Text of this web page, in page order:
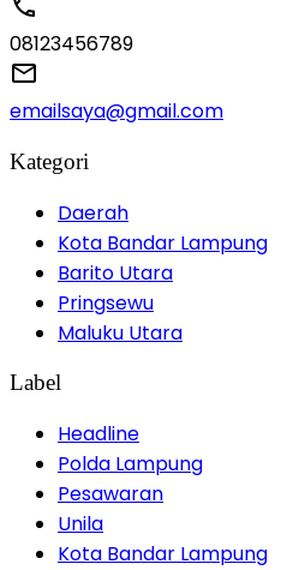
08123456789
emailsaya@gmail.com
Kategori
Daerah
Kota Bandar Lampung
Barito Utara
Pringsewu
Maluku Utara
Label
Headline
Polda Lampung
Pesawaran
Unila
Kota Bandar Lampung